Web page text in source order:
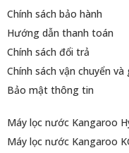
Chính sách bảo hành
Hướng dẫn thanh toán
Chính sách đổi trả
Chính sách vận chuyển và
Bảo mật thông tin
Máy lọc nước Kangaroo
Máy lọc nước Kangaroo